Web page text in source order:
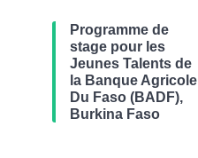
Programme de
stage pour les
Jeunes Talents de
la Banque Agricole
Du Faso (BADF),
Burkina Faso